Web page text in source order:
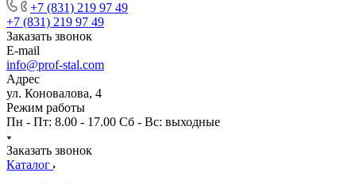
+7 (831) 219 97 49
+7 (831) 219 97 49
Заказать звонок
E-mail
info@prof-stal.com
Адрес
ул. Коновалова, 4
Режим работы
Пн - Пт: 8.00 - 17.00 Сб - Вс: выходные
Заказать звонок
Каталог